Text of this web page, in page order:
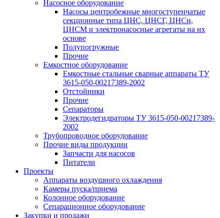
Насосное оборудование
Насосы центробежные многоступенчатые
секционные типа ЦНС, ЦНСГ, ЦНСн,
ЦНСМ и электронасосные агрегаты на их
основе
Полупогружные
Прочие
Емкостное оборудование
Емкостные стальные сварные аппараты ТУ
3615-050-00217389-2002
Отстойники
Прочие
Сепараторы
Электродегидраторы ТУ 3615-050-00217389-
2002
Трубопроводное оборудование
Прочие виды продукции
Запчасти для насосов
Питатели
Проекты
Аппараты воздушного охлаждения
Камеры пуска/приема
Колонное оборудование
Сепарационное оборудование
Закупки и продажи